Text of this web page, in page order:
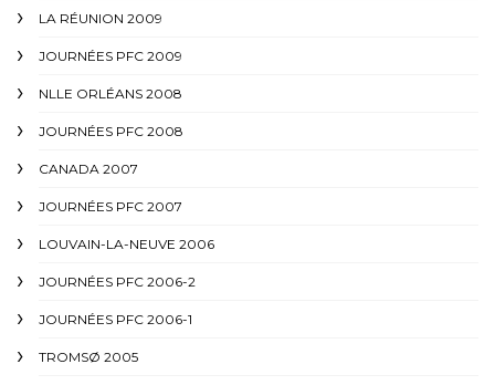
LA RÉUNION 2009
JOURNÉES PFC 2009
NLLE ORLÉANS 2008
JOURNÉES PFC 2008
CANADA 2007
JOURNÉES PFC 2007
LOUVAIN-LA-NEUVE 2006
JOURNÉES PFC 2006-2
JOURNÉES PFC 2006-1
TROMSØ 2005